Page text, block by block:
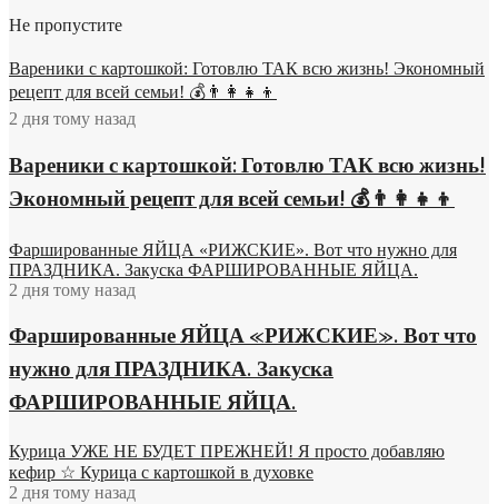
Не пропустите
Вареники с картошкой: Готовлю ТАК всю жизнь! Экономный
рецепт для всей семьи! 💰👨👩👧👦
2 дня тому назад
Вареники с картошкой: Готовлю ТАК всю жизнь!
Экономный рецепт для всей семьи! 💰👨👩👧👦
Фаршированные ЯЙЦА «РИЖСКИЕ». Вот что нужно для
ПРАЗДНИКА. Закуска ФАРШИРОВАННЫЕ ЯЙЦА.
2 дня тому назад
Фаршированные ЯЙЦА «РИЖСКИЕ». Вот что
нужно для ПРАЗДНИКА. Закуска
ФАРШИРОВАННЫЕ ЯЙЦА.
Курица УЖЕ НЕ БУДЕТ ПРЕЖНЕЙ! Я просто добавляю
кефир ☆ Курица с картошкой в духовке
2 дня тому назад